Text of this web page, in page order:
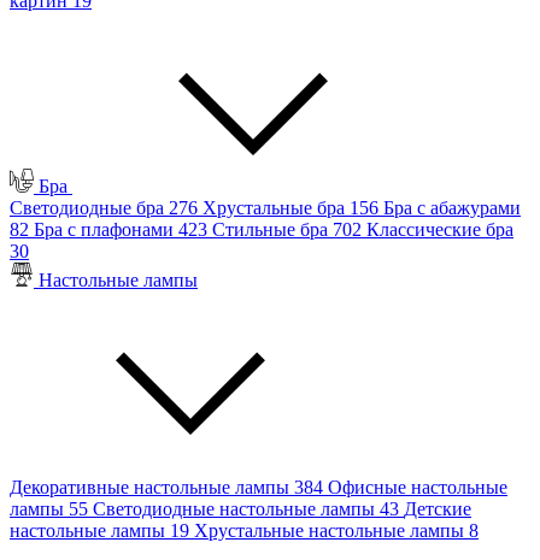
Бра
Светодиодные бра 276 Хрустальные бра 156 Бра с абажурами
82 Бра с плафонами 423 Стильные бра 702 Классические бра
30
Настольные лампы
Декоративные настольные лампы 384 Офисные настольные
лампы 55 Светодиодные настольные лампы 43 Детские
настольные лампы 19 Хрустальные настольные лампы 8